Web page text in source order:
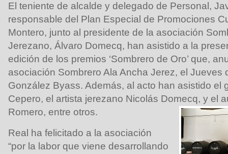
El teniente de alcalde y delegado de Personal,
responsable del Plan Especial de Promociones
Montero, junto al presidente de la asociación
Jerezano, Álvaro Domecq, han asistido a la
edición de los premios ‘Sombrero de Oro’ que,
asociación Sombrero Ala Ancha Jerez, el Jueves
González Byass. Además, al acto han asistido el
Cepero, el artista jerezano Nicolás Domecq, y el
Romero, entre otros.
Real ha felicitado a la asociación
“por la labor que viene desarrollando